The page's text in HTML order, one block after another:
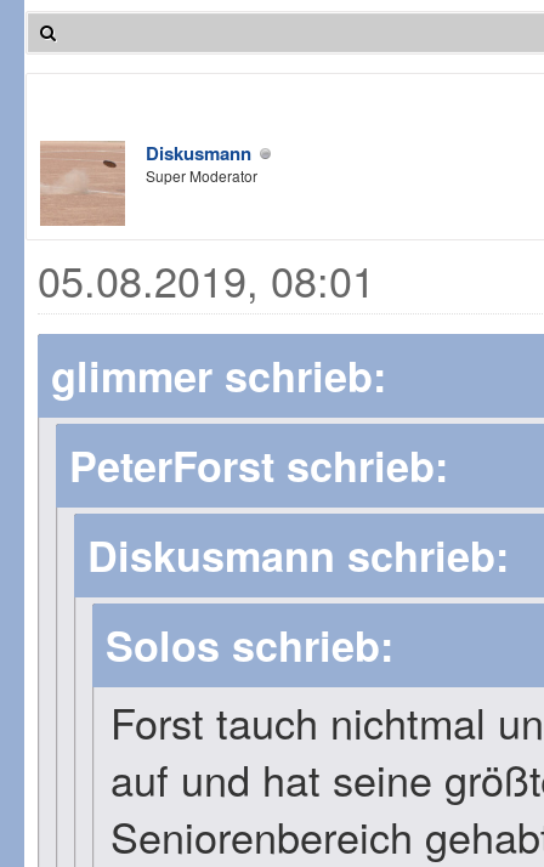
Diskusmann
Super Moderator
05.08.2019, 08:01
glimmer schrieb:
PeterForst schrieb:
Diskusmann schrieb:
Solos schrieb:
Forst tauch nichtmal
auf und hat seine
Seniorenbereich